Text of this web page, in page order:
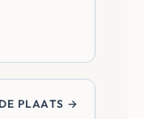
PLAATS →